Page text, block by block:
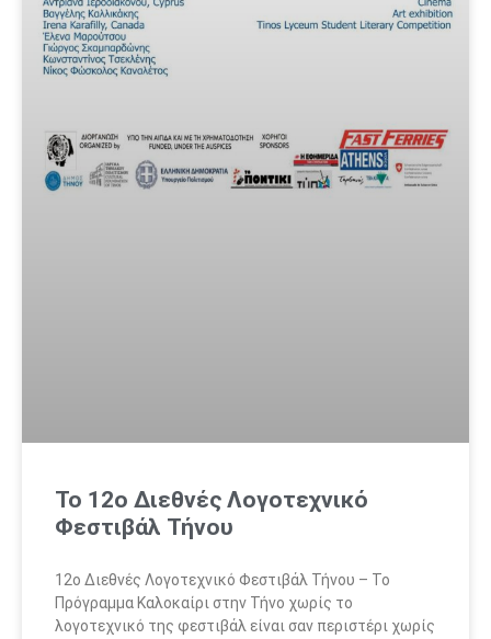
Το 12ο Διεθνές Λογοτεχνικό
Φεστιβάλ Τήνου
12ο Διεθνές Λογοτεχνικό Φεστιβάλ Τήνου – Το
Πρόγραμμα Καλοκαίρι στην Τήνο χωρίς το
λογοτεχνικό της φεστιβάλ είναι σαν περιστέρι χωρίς